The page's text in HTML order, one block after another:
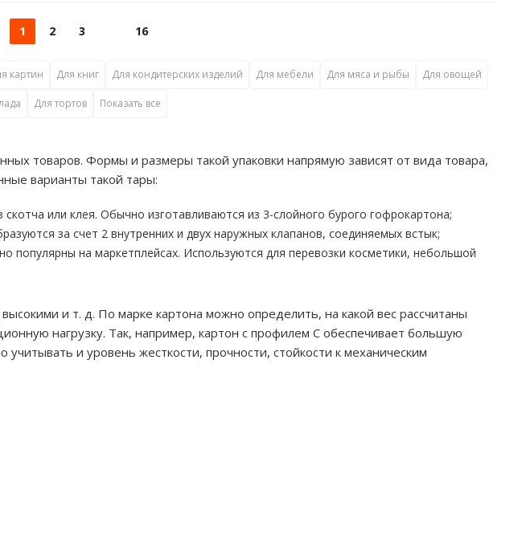
1 2 3 16
картин Для книг Для кондитерских изделий Для мебели Для мяса и рыбы Для овощей
Для тортов Показать все
товаров. Формы и размеры такой упаковки напрямую зависят от вида товара,
варианты такой тары:
или клея. Обычно изготавливаются из 3-слойного бурого гофрокартона;
за счет 2 внутренних и двух наружных клапанов, соединяемых встык;
популярны на маркетплейсах. Используются для перевозки косметики, небольшой
и т. д. По марке картона можно определить, на какой вес рассчитаны
нагрузку. Так, например, картон с профилем С обеспечивает большую
и уровень жесткости, прочности, стойкости к механическим